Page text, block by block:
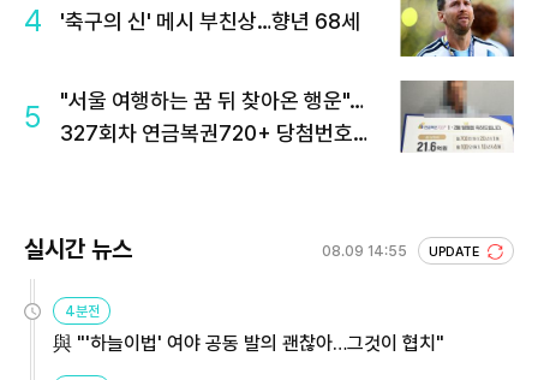
4 '축구의 신' 메시 부친상…향년 68세
5
"서울 여행하는 꿈 뒤 찾아온 행운"…
327회차 연금복권720+ 당첨번호조
실시간 뉴스 08.09 14:55 UPDATE
4분전
與 "'하늘이법' 여야 공동 발의 괜찮아…그것이 협치"